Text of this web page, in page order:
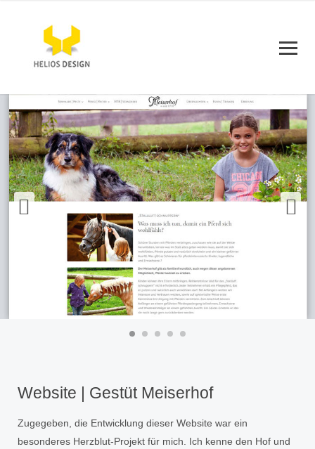
Website | Gestüt Meiserhof
Zugegeben, die Entwicklung dieser Website war ein
besonderes Herzblut-Projekt für mich. Ich kenne den Hof und